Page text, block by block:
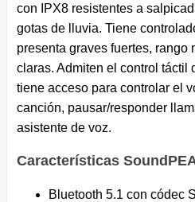
con IPX8 resistentes a
gotas de lluvia. Tiene
presenta graves fuertes, rango
claras. Admiten el control táctil
tiene acceso para controlar el
canción, pausar/responder
asistente de voz.
Características
Bluetooth 5.1 con códec